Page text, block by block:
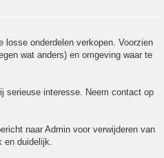
losse onderdelen verkopen. Voorzien
wat anders) en omgeving waar te
serieuse interesse. Neem contact op
naar Admin voor verwijderen van
en duidelijk.